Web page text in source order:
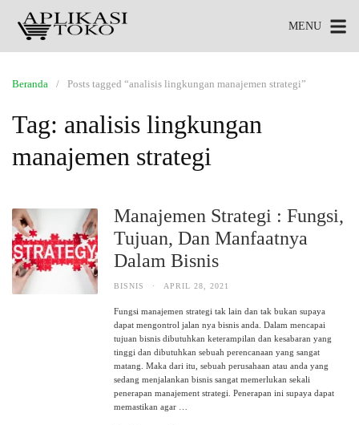
MENU
Beranda Posts tagged “analisis lingkungan manajemen strategi”
Tag: analisis lingkungan
manajemen strategi
Manajemen Strategi : Fungsi,
Tujuan, Dan Manfaatnya
Dalam Bisnis
BISNIS · APRIL 28, 2021
Fungsi manajemen strategi tak lain dan tak bukan supaya
dapat mengontrol jalan nya bisnis anda. Dalam mencapai
tujuan bisnis dibutuhkan keterampilan dan kesabaran yang
tinggi dan dibutuhkan sebuah perencanaan yang sangat
matang. Maka dari itu, sebuah perusahaan atau anda yang
sedang menjalankan bisnis sangat memerlukan sekali
penerapan manajement strategi. Penerapan ini supaya dapat
memastikan agar …